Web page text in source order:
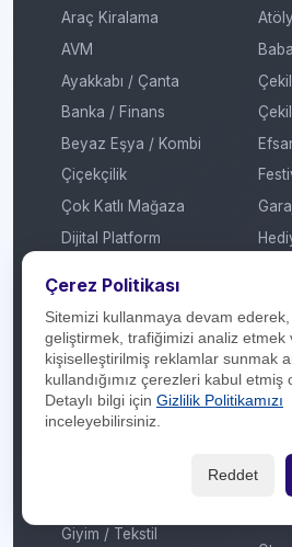
Araç Kiralama
AVM
Ayakkabı / Çanta
Banka / Finans
Beyaz Eşya / Kombi
Çiçekçilik
Çok Katlı Mağaza
Dijital Platform
Alışveriş
Eğitim / Kırtasiye
Elektrikli Araç Şarj
İstasyonu
Elektronik
Giyim / Tekstil
Kitap
Çerez Politikası
Sitemizi kullanmaya devam
geliştirmek, trafiğimizi analiz etmek
kişiselleştirilmiş reklamlar sunmak
kullandığımız çerezleri kabul etmiş
Detaylı bilgi için Gizlilik Politikamızı
inceleyebilirsiniz.
Reddet